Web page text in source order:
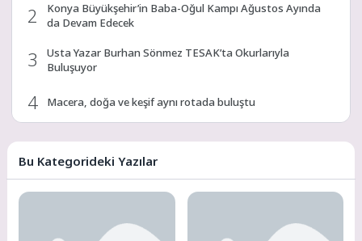
2
Konya Büyükşehir’in Baba-Oğul Kampı Ağustos Ayında
da Devam Edecek
3
Usta Yazar Burhan Sönmez TESAK’ta Okurlarıyla
Buluşuyor
4 Macera, doğa ve keşif aynı rotada buluştu
5
6
“Yaşamdan Yazıya” Atölyesi’nin üçüncü durağı; Aşk
Bu Kategorideki Yazılar